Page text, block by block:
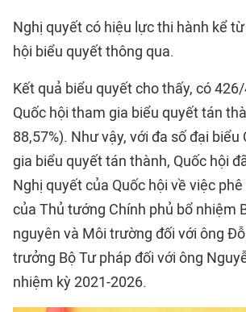
Nghị quyết có hiệu lực thi hành kể
hội biểu quyết thông qua.
Kết quả biểu quyết cho thấy, có
Quốc hội tham gia biểu quyết tán
88,57%). Như vậy, với đa số đại biểu
gia biểu quyết tán thành, Quốc hội
Nghị quyết của Quốc hội về việc
của Thủ tướng Chính phủ bổ nhiệm
nguyên và Môi trường đối với ông
trưởng Bộ Tư pháp đối với ông
nhiệm kỳ 2021-2026.